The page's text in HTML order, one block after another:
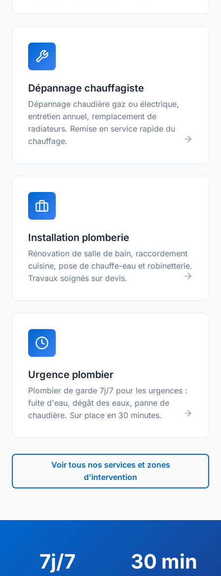
Dépannage chauffagiste
Dépannage chaudière gaz ou électrique,
entretien annuel, remplacement de
radiateurs. Remise en service rapide du
chauffage.
Installation plomberie
Rénovation de salle de bain, raccordement
cuisine, pose de chauffe-eau et robinetterie.
Travaux soignés sur devis.
Urgence plombier
Plombier de garde 7j/7 pour les urgences :
fuite d'eau, dégât des eaux, panne de
chaudière. Sur place en 30 minutes.
Voir tous nos services et zones
d'intervention
7j/7 30 min